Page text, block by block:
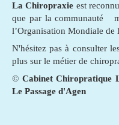
La Chiropraxie est
que par la communauté
l’Organisation Mondiale de
N'hésitez pas à consulter
plus sur le métier de
© Cabinet Chiropratique
Le Passage d'Agen